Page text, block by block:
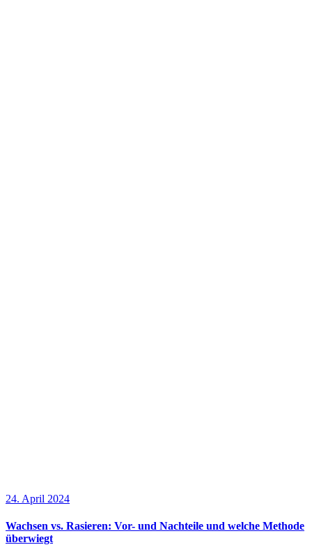
24. April 2024
Wachsen vs. Rasieren: Vor- und Nachteile und welche Methode
überwiegt